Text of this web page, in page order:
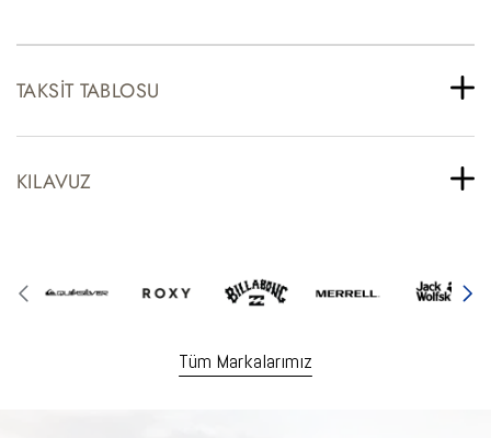
TAKSIT TABLOSU
KILAVUZ
Tüm Markalarımız